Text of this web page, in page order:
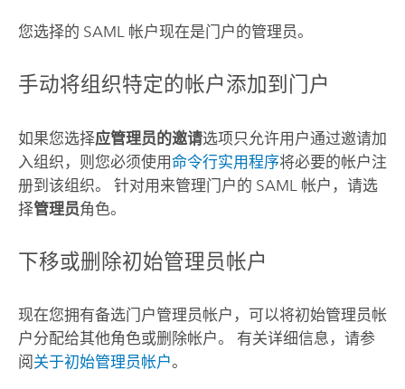
您选择的 SAML 帐户现在是门户的管理员。
手动将组织特定的帐户添加到门户
如果您选择应管理员的邀请选项只允许用户通过邀请加
入组织，则您必须使用命令行实用程序将必要的帐户注
册到该组织。 针对用来管理门户的 SAML 帐户，请选
择管理员角色。
下移或删除初始管理员帐户
现在您拥有备选门户管理员帐户，可以将初始管理员帐
户分配给其他角色或删除帐户。 有关详细信息，请参
阅 关于初始管理员帐户。